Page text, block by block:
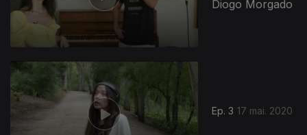
Diogo Morgado
Ep. 3 17 mai. 2020
473085